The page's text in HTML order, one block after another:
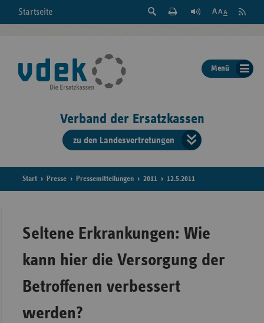
Startseite
Suche
der
Seite
Feed
Menü
Verband der Ersatzkassen
zu den Landesvertretungen
der
Start Presse Pressemitteilungen 2011 12.5.2011
Seltene Erkrankungen: Wie
kann hier die Versorgung der
Betroffenen verbessert
werden?